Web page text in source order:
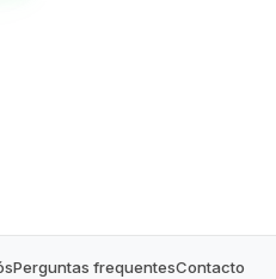
Perguntas frequentesContacto